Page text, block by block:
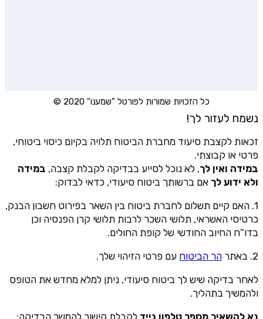
כל הזכויות שמורות לפורטל "שמענו" 2020 ©
נשמח לעזור לך!
זכאות לקצבת סיעוד מחברת הביטוח תלויה בקיום כיסוי ביטוחי,
פרטי או קבוצתי.
במידה ואין לך, לא נוכל לסייע בבדיקה לקבלת קצבה, במידה
ולא ידוע לך אם ברשותך ביטוח סיעודי, כדאי לבדוק:
1. האם קיים תשלום לחברת ביטוח בין השאר בפירוט חשבון הבנק,
כרטיסי האשראי, תלושי השכר לרבות תלושי קרן הפנסיה וכן
בדו”ח החיוב החודשי של קופת החולים.
2. באתר
הר הביטוח עם פרטי הזיהוי שלך.
לאחר בדיקה שיש לך ביטוח סיעודי, ניתן למלא מחדש את הטופס
ולהמשיך בתהליך.
נא להשאיר מספר טלפון נייד לקבלת קישור להמשך הבדיקה: